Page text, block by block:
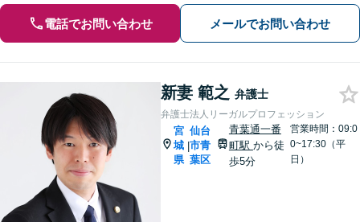
電話でお問い合わせ メールでお問い合わせ
新妻 範之 弁護士
弁護士法人リーガルプロフェッション
宮
城
県
|
仙台
市青
葉区
青葉通一番
町駅 から徒
歩5分
営業時間：09:0
0~17:30（平
日）